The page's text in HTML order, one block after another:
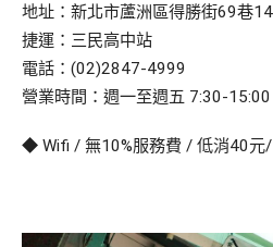
地址：新北市蘆洲區得勝街69巷
捷運：三民高中站
電話：(02)2847-4999
營業時間：週一至週五 7:30-
◆ Wifi / 無10%服務費 / 低消40元